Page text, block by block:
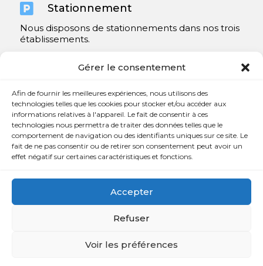
Gérer le consentement
Afin de fournir les meilleures expériences, nous utilisons des
technologies telles que les cookies pour stocker et/ou accéder aux
informations relatives à l'appareil. Le fait de consentir à ces
technologies nous permettra de traiter des données telles que le
comportement de navigation ou des identifiants uniques sur ce site. Le
fait de ne pas consentir ou de retirer son consentement peut avoir un
effet négatif sur certaines caractéristiques et fonctions.
Accepter
Refuser
Voir les préférences
 Stationnement
Nous disposons de stationnements dans nos trois
établissements.
Contact
 450 654-3342
 info@charlesrajotte.com
765, rue Notre-Dame
Copyright © Charles E. Rajotte complexe funéraire 2024 –